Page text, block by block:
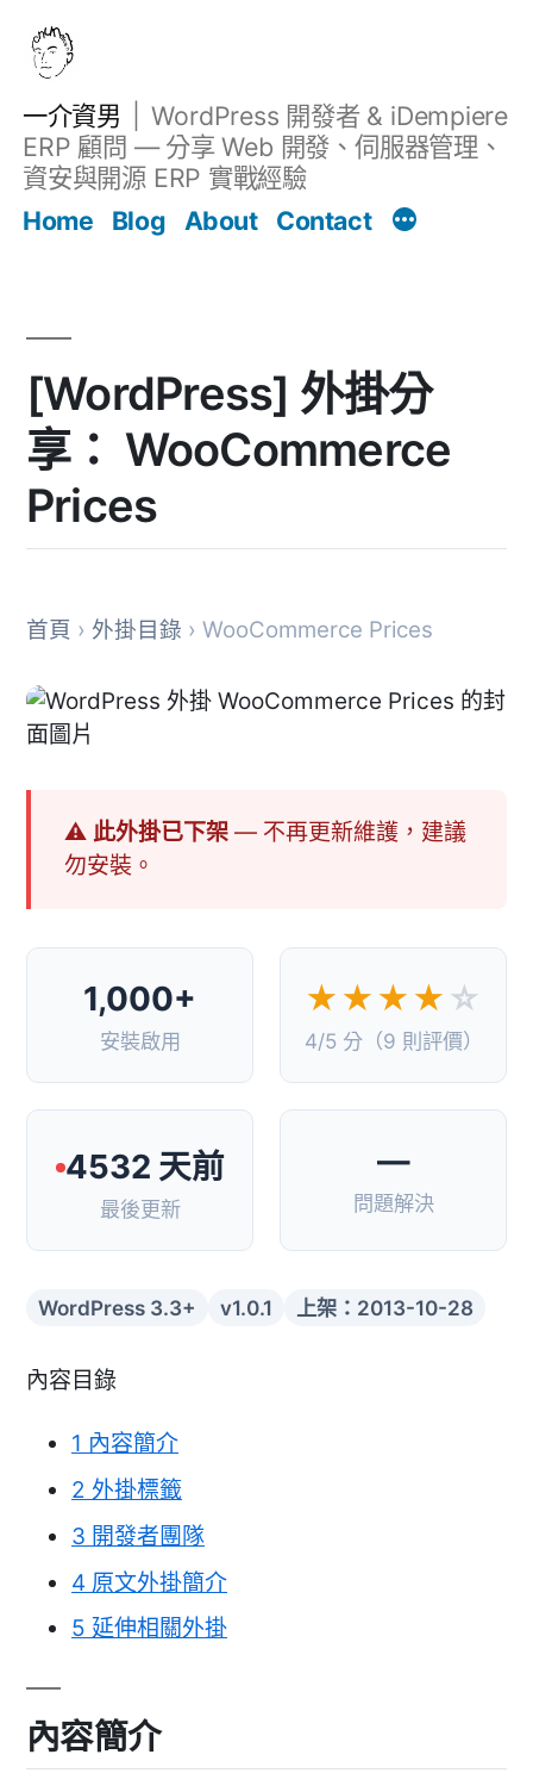
一介資男
WordPress 開發者 & iDempiere
ERP 顧問 — 分享 Web 開發、伺服器管理、
資安與開源 ERP 實戰經驗
Home
Blog About Contact
[WordPress] 外掛分
享： WooCommerce
Prices
首頁 › 外掛目錄 › WooCommerce Prices
⚠ 此外掛已下架— 不再更新維護，建議
勿安裝。
1,000+
安裝啟用
★★★★ ☆
4/5 分（9 則評價）
4532 天前
最後更新
—
問題解決
WordPress 3.3+ v1.0.1 上架：2013-10-28
內容目錄
1 內容簡介
2 外掛標籤
3 開發者團隊
4 原文外掛簡介
5 延伸相關外掛
內容簡介
文章